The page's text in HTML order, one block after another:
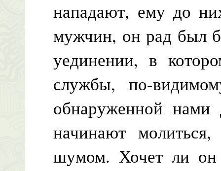
нападают, ему до
мужчин, он рад был
уединении, в
службы, по-
обнаруженной нами
начинают
шумом. Хочет ли он